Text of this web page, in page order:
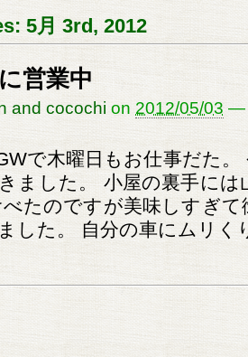
5月 3rd, 2012
営業中
and cocochi on 2012/05/03 —
で木曜日もお仕事だた
ました。 小屋の裏手に
べたのですが美味しすぎ
した。 自分の車にムリ